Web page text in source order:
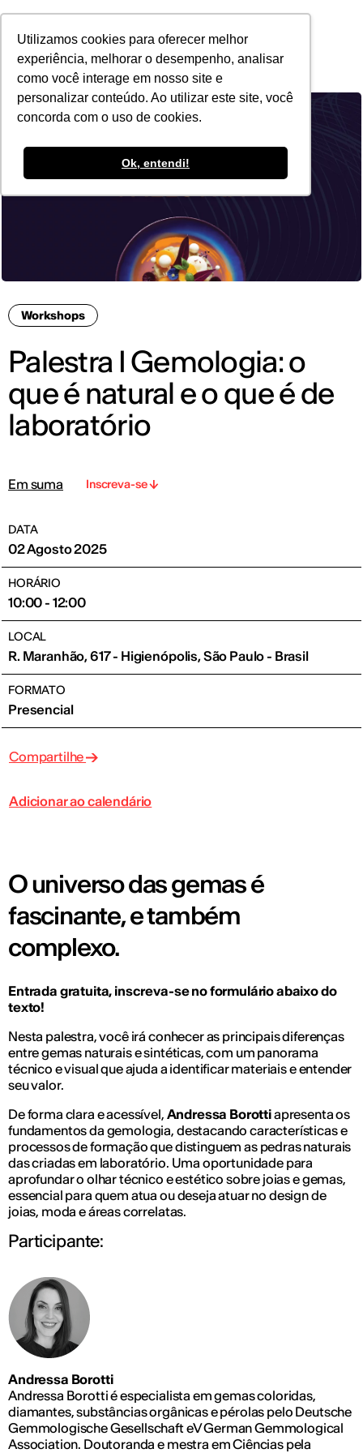
Utilizamos cookies para oferecer melhor
experiência, melhorar o desempenho, analisar
como você interage em nosso site e
personalizar conteúdo. Ao utilizar este site, você
concorda com o uso de cookies.
Ok, entendi!
POR
Workshops
Palestra I Gemologia: o
que é natural e o que é de
laboratório
Em suma Inscreva-se
DATA
02 Agosto 2025
HORÁRIO
10:00 - 12:00
LOCAL
R. Maranhão, 617 - Higienópolis, São Paulo - Brasil
FORMATO
Presencial
Compartilhe
Adicionar ao calendário
O universo das gemas é
fascinante, e também
complexo.
Entrada gratuita, inscreva-se no formulário abaixo do
texto!
Nesta palestra, você irá conhecer as principais diferenças
entre gemas naturais e sintéticas, com um panorama
técnico e visual que ajuda a identificar materiais e entender
seu valor.
De forma clara e acessível, Andressa Borottiapresenta os
fundamentos da gemologia, destacando características e
processos de formação que distinguem as pedras naturais
das criadas em laboratório. Uma oportunidade para
aprofundar o olhar técnico e estético sobre joias e gemas,
essencial para quem atua ou deseja atuar no design de
joias, moda e áreas correlatas.
Participante:
Andressa Borotti
Andressa Borotti é especialista em gemas coloridas,
diamantes, substâncias orgânicas e pérolas pelo Deutsche
Gemmologische Gesellschaft eV German Gemmological
Association. Doutoranda e mestra em Ciências pela